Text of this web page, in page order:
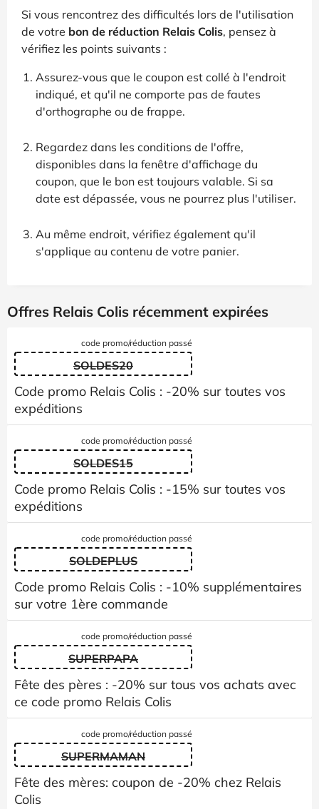
Si vous rencontrez des difficultés lors de l'utilisation
de votre bon de réduction Relais Colis, pensez à
vérifiez les points suivants :
Assurez-vous que le coupon est collé à l'endroit
indiqué, et qu'il ne comporte pas de fautes
d'orthographe ou de frappe.
Regardez dans les conditions de l'offre,
disponibles dans la fenêtre d'affichage du
coupon, que le bon est toujours valable. Si sa
date est dépassée, vous ne pourrez plus l'utiliser.
Au même endroit, vérifiez également qu'il
s'applique au contenu de votre panier.
Offres Relais Colis récemment expirées
code promo/réduction passé
SOLDES20
Code promo Relais Colis : -20% sur toutes vos
expéditions
code promo/réduction passé
SOLDES15
Code promo Relais Colis : -15% sur toutes vos
expéditions
code promo/réduction passé
SOLDEPLUS
Code promo Relais Colis : -10% supplémentaires
sur votre 1ère commande
code promo/réduction passé
SUPERPAPA
Fête des pères : -20% sur tous vos achats avec
ce code promo Relais Colis
code promo/réduction passé
SUPERMAMAN
Fête des mères: coupon de -20% chez Relais
Colis